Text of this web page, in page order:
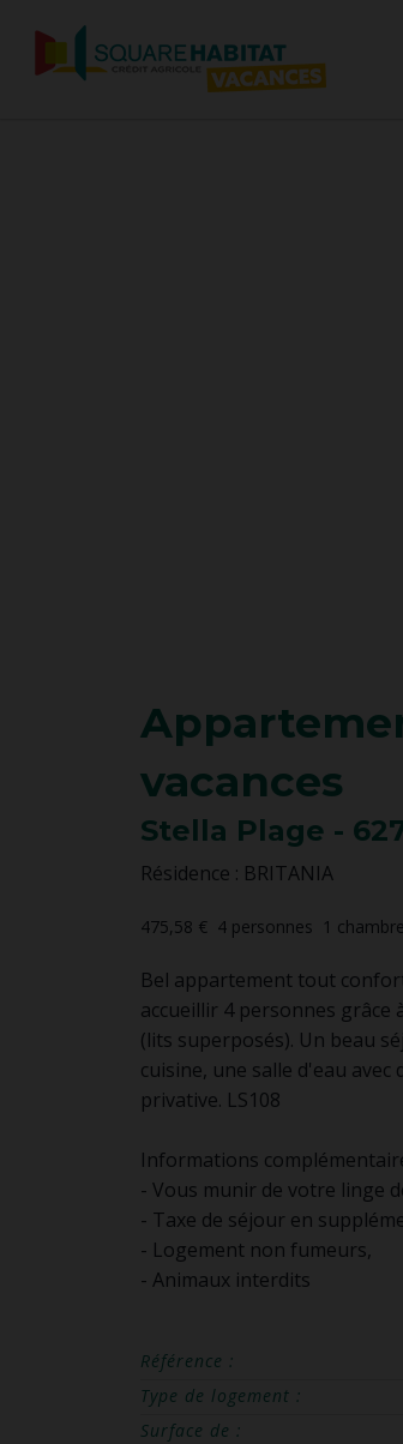
vacances
Stella Plage -
Résidence : BRITANIA
475,58 € 4 personnes 1 chambre
Bel appartement tout
accueillir 4 personnes grâce
(lits superposés). Un beau
cuisine, une salle d'eau avec
privative. LS108
Informations
- Vous munir de votre linge
- Taxe de séjour en
- Logement non fumeurs,
- Animaux interdits
Référence :
Type de logement :
Surface de :